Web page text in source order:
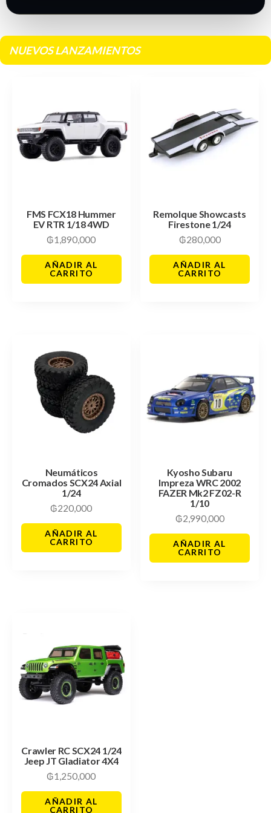
NUEVOS LANZAMIENTOS
FMS FCX18 Hummer
EV RTR 1/18 4WD
₲1,890,000
AÑADIR AL
CARRITO
Remolque Showcasts
Firestone 1/24
₲280,000
AÑADIR AL
CARRITO
Neumáticos
Cromados SCX24 Axial
1/24
₲220,000
AÑADIR AL
CARRITO
Kyosho Subaru
Impreza WRC 2002
FAZER Mk2 FZ02-R
1/10
₲2,990,000
AÑADIR AL
CARRITO
Crawler RC SCX24 1/24
Jeep JT Gladiator 4X4
₲1,250,000
AÑADIR AL
CARRITO